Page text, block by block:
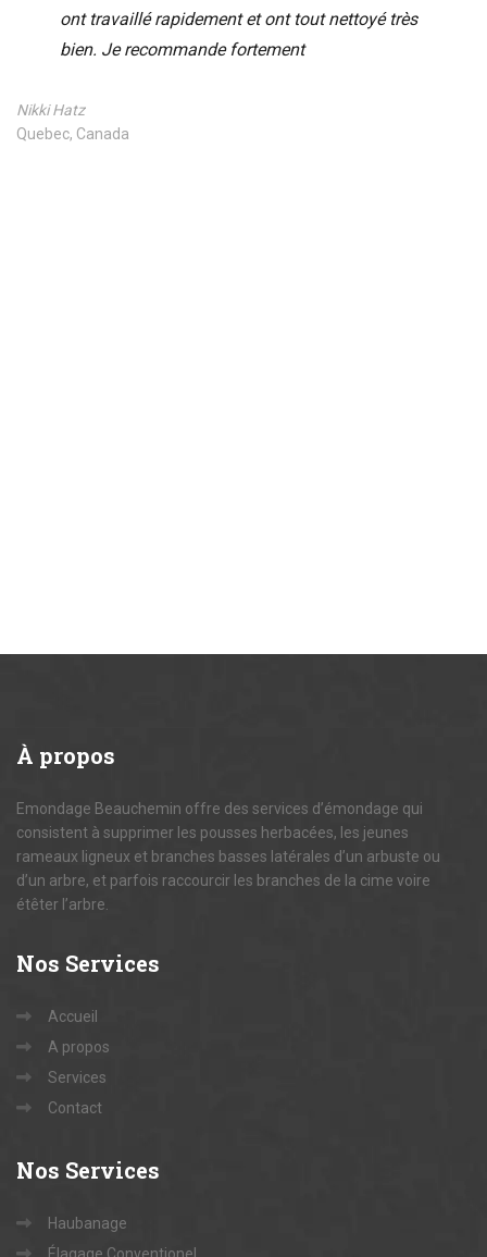
ont travaillé rapidement et ont tout nettoyé très
bien. Je recommande fortement
Nikki Hatz
Quebec, Canada
À propos
Emondage Beauchemin offre des services d’émondage qui
consistent à supprimer les pousses herbacées, les jeunes
rameaux ligneux et branches basses latérales d’un arbuste ou
d’un arbre, et parfois raccourcir les branches de la cime voire
étêter l’arbre.
Nos Services
Accueil
A propos
Services
Contact
Nos Services
Haubanage